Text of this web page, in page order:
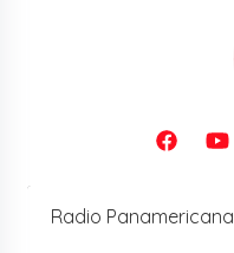
Radio Panamericana